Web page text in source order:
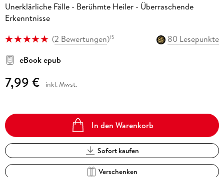
Unerklärliche Fälle - Berühmte Heiler - Überraschende
Erkenntnisse
(2 Bewertungen)15
80 Lesepunkte
eBook epub
7,99 € inkl. Mwst.
In den Warenkorb
Sofort kaufen
Verschenken